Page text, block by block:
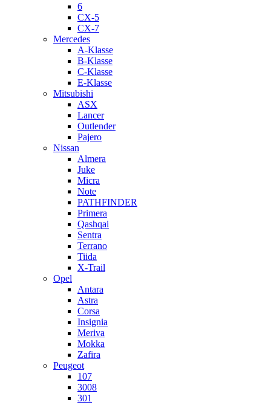
6
CX-5
CX-7
Mercedes
A-Klasse
B-Klasse
C-Klasse
E-Klasse
Mitsubishi
ASX
Lancer
Outlender
Pajero
Nissan
Almera
Juke
Micra
Note
PATHFINDER
Primera
Qashqai
Sentra
Terrano
Tiida
X-Trail
Opel
Antara
Astra
Corsa
Insignia
Meriva
Mokka
Zafira
Peugeot
107
3008
301